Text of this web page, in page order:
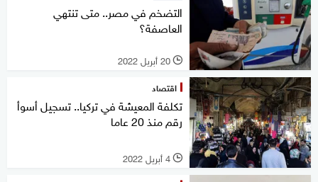
التضخم في مصر.. متى تنتهي
العاصفة؟
l 20 أبريل 2022
اقتصاد
تكلفة المعيشة في تركيا.. تسجيل أسوأ
رقم منذ 20 عاما
l 4 أبريل 2022